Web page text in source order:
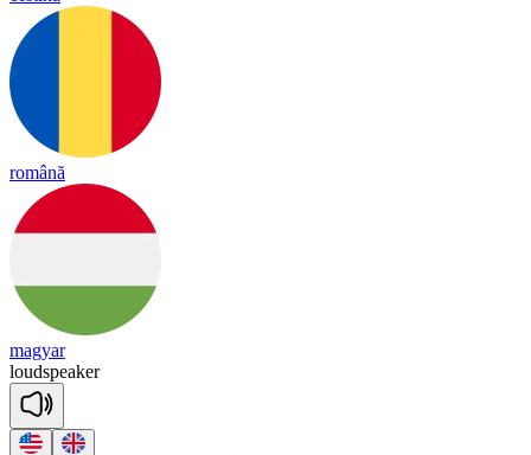
română
magyar
loudspeaker